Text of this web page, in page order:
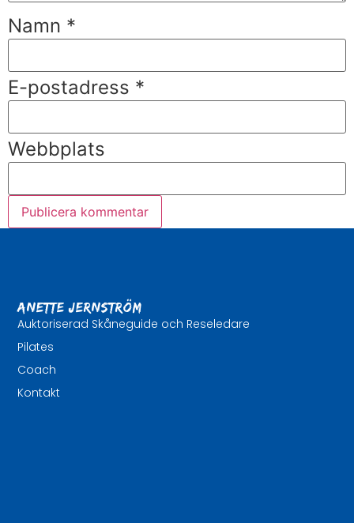
Namn *
E-postadress *
Webbplats
Anette Jernström
Auktoriserad Skåneguide och Reseledare
Pilates
Coach
Kontakt